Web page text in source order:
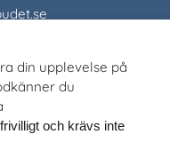
företags egna material
högskolor. Tjänsten
yrkesvägledare och
din upplevelse på
du
och krävs inte